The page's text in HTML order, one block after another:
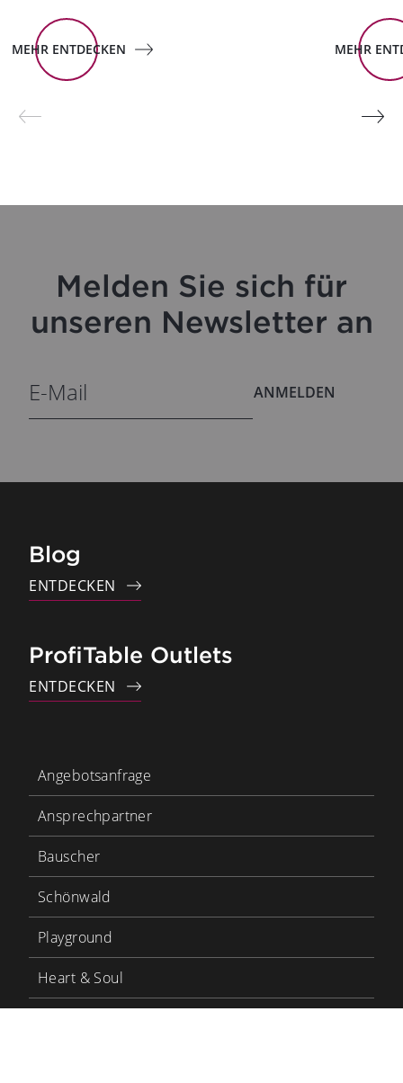
MEHR ENTDECKEN MEHR
Melden Sie sich für
unseren Newsletter an
ANMELDEN
Blog
ENTDECKEN
ProfiTable Outlets
ENTDECKEN
Angebotsanfrage
Ansprechpartner
Bauscher
Schönwald
Playground
Heart & Soul